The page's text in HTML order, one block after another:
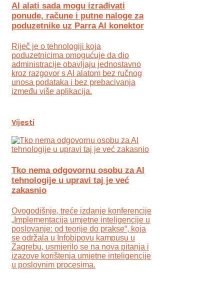
AI alati sada mogu izrađivati
ponude, račune i putne naloge za
poduzetnike uz Parra AI konektor
Riječ je o tehnologiji koja
poduzetnicima omogućuje da dio
administracije obavljaju jednostavno
kroz razgovor s AI alatom bez ručnog
unosa podataka i bez prebacivanja
između više aplikacija.
Vijesti
Tko nema odgovornu osobu za AI
tehnologije u upravi taj je već
zakasnio
Ovogodišnje, treće izdanje konferencije
„Implementacija umjetne inteligencije u
poslovanje: od teorije do prakse“, koja
se održala u Infobipovu kampusu u
Zagrebu, usmjerilo se na nova pitanja i
izazove korištenja umjetne inteligencije
u poslovnim procesima.